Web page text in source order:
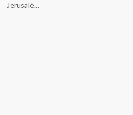
Jerusalé...